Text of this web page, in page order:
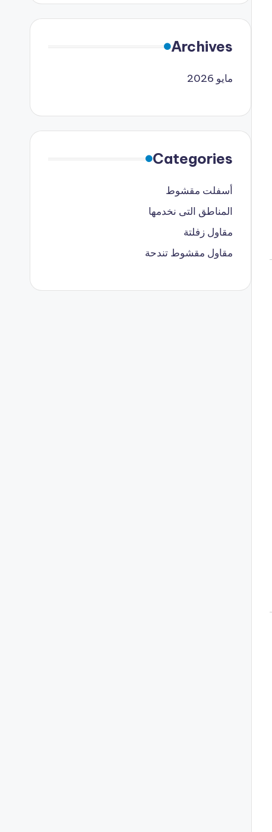
Archives
مايو 2026
Categories
أسفلت مقشوط
المناطق التى نخدمها
مقاول زفلتة
مقاول مقشوط تندحة